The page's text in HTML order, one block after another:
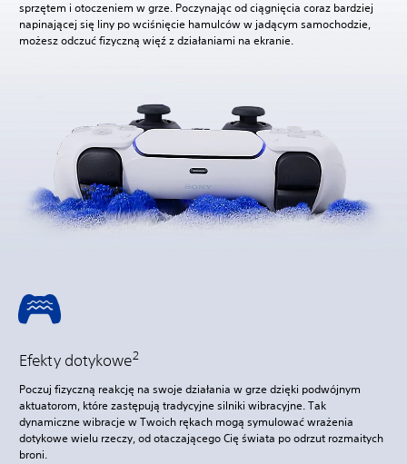
sprzętem i otoczeniem w grze. Poczynając od ciągnięcia coraz bardziej
napinającej się liny po wciśnięcie hamulców w jadącym samochodzie,
możesz odczuć fizyczną więź z działaniami na ekranie.
Efekty dotykowe2
Poczuj fizyczną reakcję na swoje działania w grze dzięki podwójnym
aktuatorom, które zastępują tradycyjne silniki wibracyjne. Tak
dynamiczne wibracje w Twoich rękach mogą symulować wrażenia
dotykowe wielu rzeczy, od otaczającego Cię świata po odrzut rozmaitych
broni.